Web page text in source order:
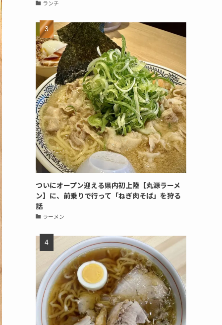
ランチ
ついにオープン迎える県内初上陸【丸源ラーメ
ン】に、前乗りで行って「ねぎ肉そば」を狩る
話
ラーメン